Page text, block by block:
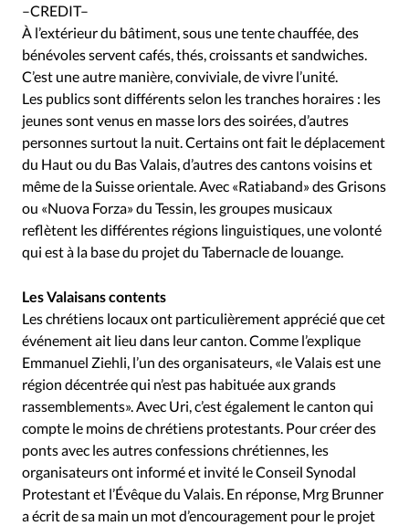
–CREDIT–
À l’extérieur du bâtiment, sous une tente chauffée, des
bénévoles servent cafés, thés, croissants et sandwiches.
C’est une autre manière, conviviale, de vivre l’unité.
Les publics sont différents selon les tranches horaires : les
jeunes sont venus en masse lors des soirées, d’autres
personnes surtout la nuit. Certains ont fait le déplacement
du Haut ou du Bas Valais, d’autres des cantons voisins et
même de la Suisse orientale. Avec «Ratiaband» des Grisons
ou «Nuova Forza» du Tessin, les groupes musicaux
reflètent les différentes régions linguistiques, une volonté
qui est à la base du projet du Tabernacle de louange.
Les Valaisans contents
Les chrétiens locaux ont particulièrement apprécié que cet
événement ait lieu dans leur canton. Comme l’explique
Emmanuel Ziehli, l’un des organisateurs, «le Valais est une
région décentrée qui n’est pas habituée aux grands
rassemblements». Avec Uri, c’est également le canton qui
compte le moins de chrétiens protestants. Pour créer des
ponts avec les autres confessions chrétiennes, les
organisateurs ont informé et invité le Conseil Synodal
Protestant et l’Évêque du Valais. En réponse, Mrg Brunner
a écrit de sa main un mot d’encouragement pour le projet